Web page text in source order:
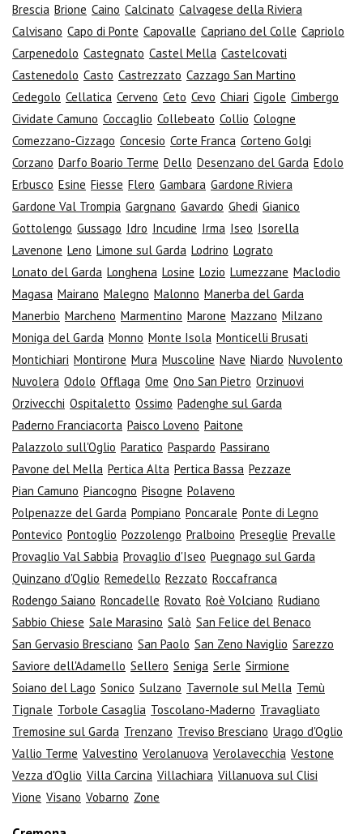
Brescia Brione Caino Calcinato Calvagese della Riviera
Calvisano Capo di Ponte Capovalle Capriano del Colle Capriolo
Carpenedolo Castegnato Castel Mella Castelcovati
Castenedolo Casto Castrezzato Cazzago San Martino
Cedegolo Cellatica Cerveno Ceto Cevo Chiari Cigole Cimbergo
Cividate Camuno Coccaglio Collebeato Collio Cologne
Comezzano-Cizzago Concesio Corte Franca Corteno Golgi
Corzano Darfo Boario Terme Dello Desenzano del Garda Edolo
Erbusco Esine Fiesse Flero Gambara Gardone Riviera
Gardone Val Trompia Gargnano Gavardo Ghedi Gianico
Gottolengo Gussago Idro Incudine Irma Iseo Isorella
Lavenone Leno Limone sul Garda Lodrino Lograto
Lonato del Garda Longhena Losine Lozio Lumezzane Maclodio
Magasa Mairano Malegno Malonno Manerba del Garda
Manerbio Marcheno Marmentino Marone Mazzano Milzano
Moniga del Garda Monno Monte Isola Monticelli Brusati
Montichiari Montirone Mura Muscoline Nave Niardo Nuvolento
Nuvolera Odolo Offlaga Ome Ono San Pietro Orzinuovi
Orzivecchi Ospitaletto Ossimo Padenghe sul Garda
Paderno Franciacorta Paisco Loveno Paitone
Palazzolo sull'Oglio Paratico Paspardo Passirano
Pavone del Mella Pertica Alta Pertica Bassa Pezzaze
Pian Camuno Piancogno Pisogne Polaveno
Polpenazze del Garda Pompiano Poncarale Ponte di Legno
Pontevico Pontoglio Pozzolengo Pralboino Preseglie Prevalle
Provaglio Val Sabbia Provaglio d'Iseo Puegnago sul Garda
Quinzano d'Oglio Remedello Rezzato Roccafranca
Rodengo Saiano Roncadelle Rovato Roè Volciano Rudiano
Sabbio Chiese Sale Marasino Salò San Felice del Benaco
San Gervasio Bresciano San Paolo San Zeno Naviglio Sarezzo
Saviore dell'Adamello Sellero Seniga Serle Sirmione
Soiano del Lago Sonico Sulzano Tavernole sul Mella Temù
Tignale Torbole Casaglia Toscolano-Maderno Travagliato
Tremosine sul Garda Trenzano Treviso Bresciano Urago d'Oglio
Vallio Terme Valvestino Verolanuova Verolavecchia Vestone
Vezza d'Oglio Villa Carcina Villachiara Villanuova sul Clisi
Vione Visano Vobarno Zone